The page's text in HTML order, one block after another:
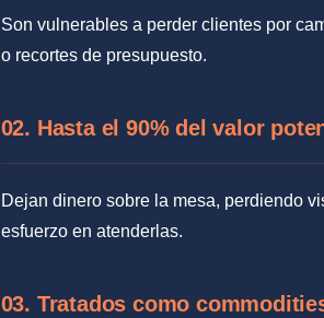
Son vulnerables a perder clientes por
o recortes de presupuesto.
02. Hasta el 90% del valor
Dejan dinero sobre la mesa, perdiendo
esfuerzo en atenderlas.
03. Tratados como